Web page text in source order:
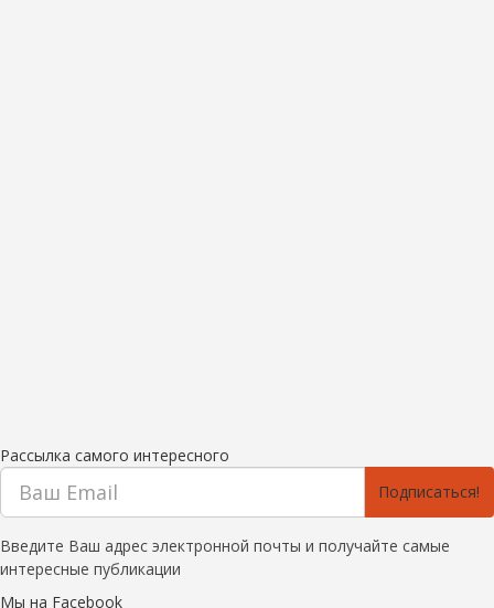
Рассылка самого интересного
Подписаться!
Введите Ваш адрес электронной почты и получайте самые
интересные публикации
Мы на Facebook